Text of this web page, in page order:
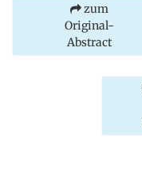
zum
Original-
Abstract